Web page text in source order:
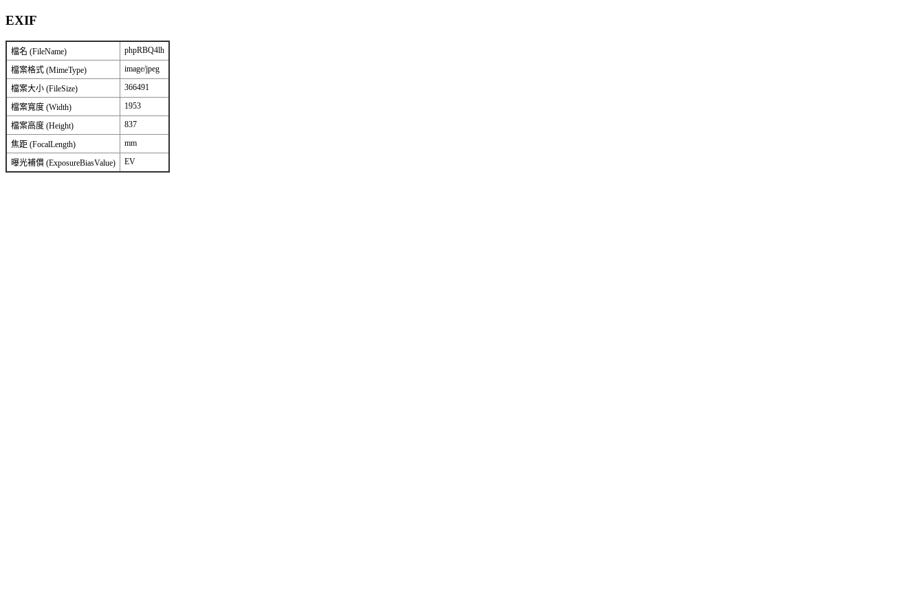
EXIF
檔名 (FileName) phpRBQ4lh
檔案格式 (MimeType) image/jpeg
檔案大小 (FileSize) 366491
檔案寬度 (Width) 1953
檔案高度 (Height) 837
焦距 (FocalLength) mm
曝光補償 (ExposureBiasValue) EV